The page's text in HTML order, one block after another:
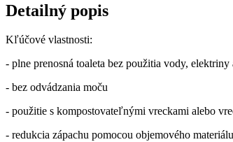
Detailný popis
Kľúčové vlastnosti:
- plne prenosná toaleta bez použitia vody, elektriny
- bez odvádzania moču
- použitie s kompostovateľnými vreckami alebo
- redukcia zápachu pomocou objemového